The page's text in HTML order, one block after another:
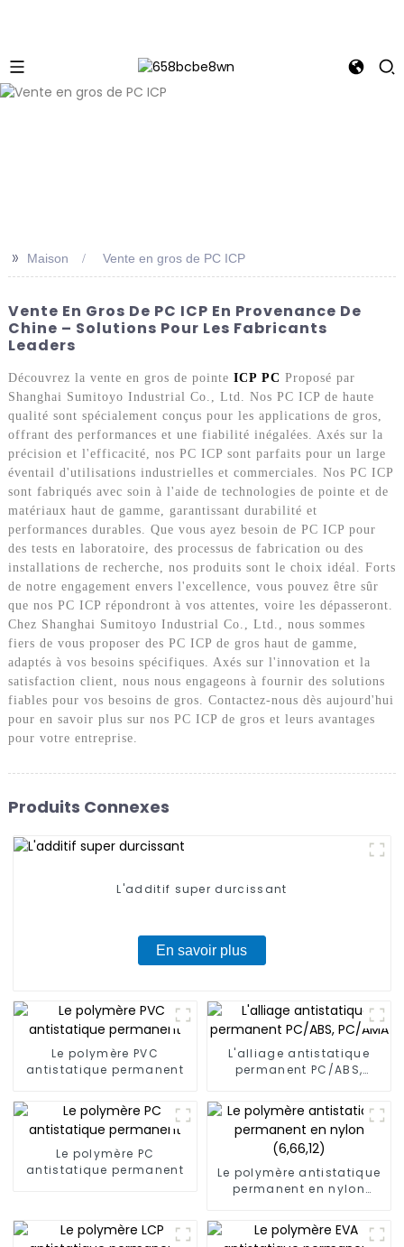
>> Maison Vente en gros de PC ICP
Vente En Gros De PC ICP En Provenance De
Chine – Solutions Pour Les Fabricants
Leaders
Découvrez la vente en gros de pointe ICP PC Proposé par
Shanghai Sumitoyo Industrial Co., Ltd. Nos PC ICP de haute
qualité sont spécialement conçus pour les applications de gros,
offrant des performances et une fiabilité inégalées. Axés sur la
précision et l'efficacité, nos PC ICP sont parfaits pour un large
éventail d'utilisations industrielles et commerciales. Nos PC ICP
sont fabriqués avec soin à l'aide de technologies de pointe et de
matériaux haut de gamme, garantissant durabilité et
performances durables. Que vous ayez besoin de PC ICP pour
des tests en laboratoire, des processus de fabrication ou des
installations de recherche, nos produits sont le choix idéal. Forts
de notre engagement envers l'excellence, vous pouvez être sûr
que nos PC ICP répondront à vos attentes, voire les dépasseront.
Chez Shanghai Sumitoyo Industrial Co., Ltd., nous sommes
fiers de vous proposer des PC ICP de gros haut de gamme,
adaptés à vos besoins spécifiques. Axés sur l'innovation et la
satisfaction client, nous nous engageons à fournir des solutions
fiables pour vos besoins de gros. Contactez-nous dès aujourd'hui
pour en savoir plus sur nos PC ICP de gros et leurs avantages
pour votre entreprise.
Produits Connexes
L'additif super durcissant
En savoir plus
Le polymère PVC
antistatique permanent
L'alliage antistatique
permanent PC/ABS,
Le polymère PC
antistatique permanent
Le polymère antistatique
permanent en nylon